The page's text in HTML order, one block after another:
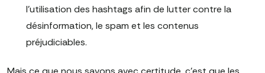
l'utilisation des hashtags afin de lutter contre la
désinformation, le spam et les contenus
préjudiciables.